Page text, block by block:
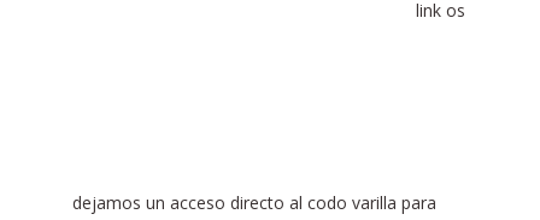
link os
dejamos un acceso directo al codo varilla para